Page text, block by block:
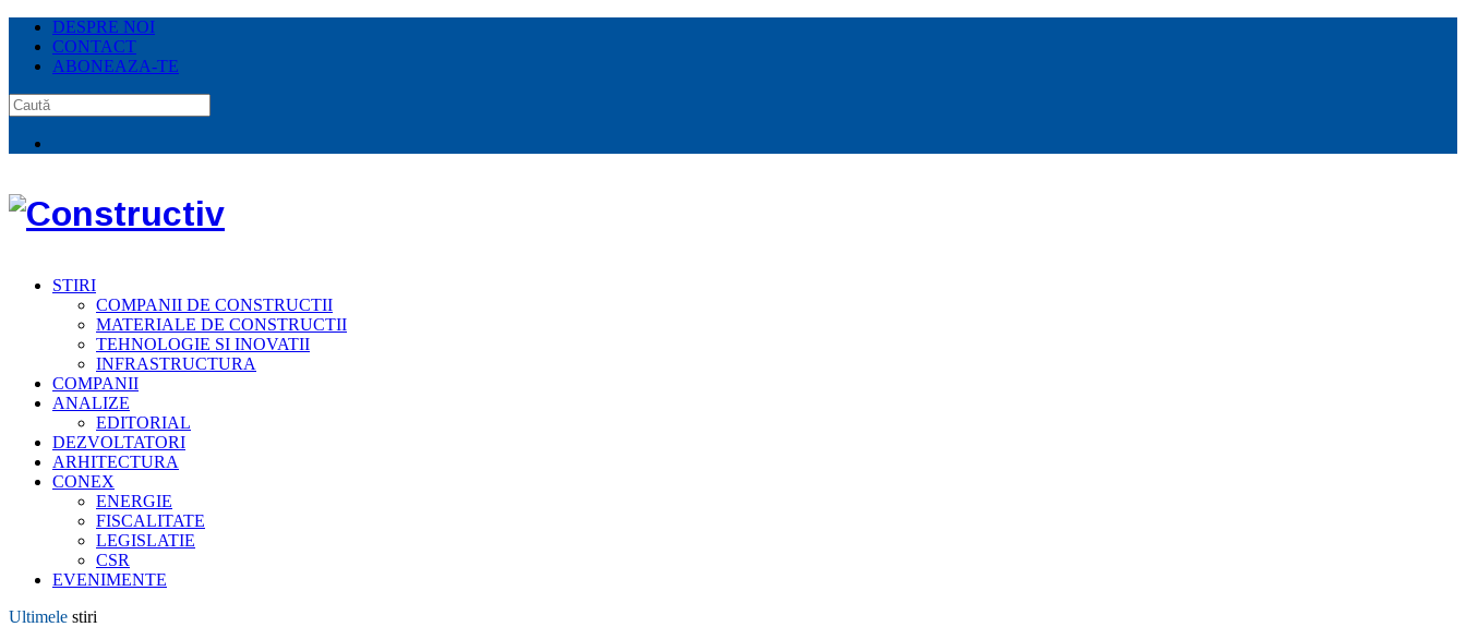
DESPRE NOI
CONTACT
ABONEAZA-TE
STIRI
COMPANII DE CONSTRUCTII
MATERIALE DE CONSTRUCTII
TEHNOLOGIE SI INOVATII
INFRASTRUCTURA
COMPANII
ANALIZE
EDITORIAL
DEZVOLTATORI
ARHITECTURA
CONEX
ENERGIE
FISCALITATE
LEGISLATIE
CSR
EVENIMENTE
Ultimele stiri